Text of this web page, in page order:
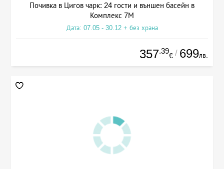
Почивка в Цигов чарк: 24 гости и външен басейн в
Комплекс 7М
Дата: 07.05 - 30.12 + без храна
357.39
€ / 699лв.